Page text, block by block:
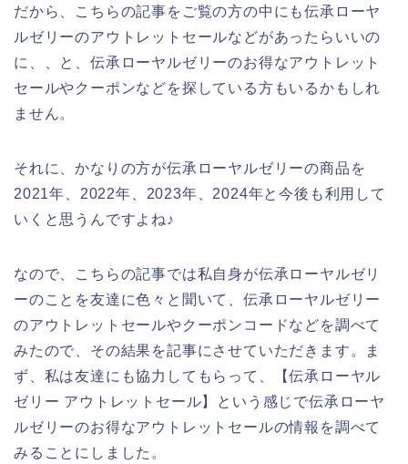
だから、こちらの記事をご覧の方の中にも伝承ローヤ
ルゼリーのアウトレットセールなどがあったらいいの
に、、と、伝承ローヤルゼリーのお得なアウトレット
セールやクーポンなどを探している方もいるかもしれ
ません。
それに、かなりの方が伝承ローヤルゼリーの商品を
2021年、2022年、2023年、2024年と今後も利用して
いくと思うんですよね♪
なので、こちらの記事では私自身が伝承ローヤルゼリ
ーのことを友達に色々と聞いて、伝承ローヤルゼリー
のアウトレットセールやクーポンコードなどを調べて
みたので、その結果を記事にさせていただきます。ま
ず、私は友達にも協力してもらって、【伝承ローヤル
ゼリー アウトレットセール】という感じで伝承ローヤ
ルゼリーのお得なアウトレットセールの情報を調べて
みることにしました。